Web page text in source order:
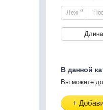
Леж 0
В данной
Вы можете
+